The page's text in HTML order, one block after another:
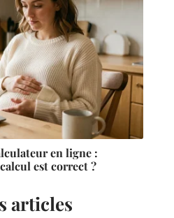
en ligne :
est correct ?
articles